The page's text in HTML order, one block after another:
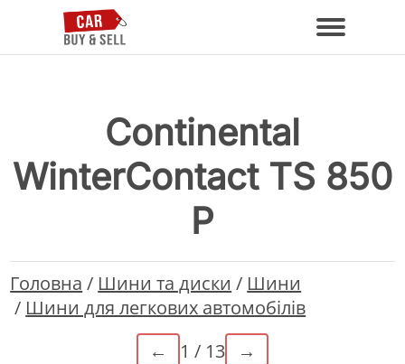
Continental
WinterContact TS 850
P
Головна / Шини та диски / Шини
/ Шини для легкових автомобілів
←
1 / 13
→